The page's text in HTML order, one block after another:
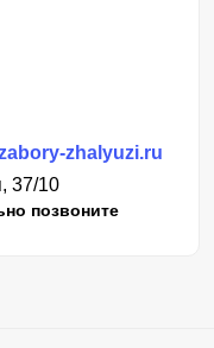
zhalyuzi.ru
37/10
позвоните